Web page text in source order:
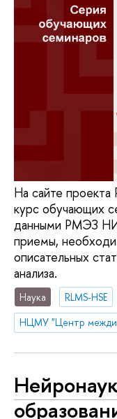
На сайте проекта
курс обучающих
данными РМЭЗ
приемы,
описательных
анализа.
Наука
RLMS-HSE